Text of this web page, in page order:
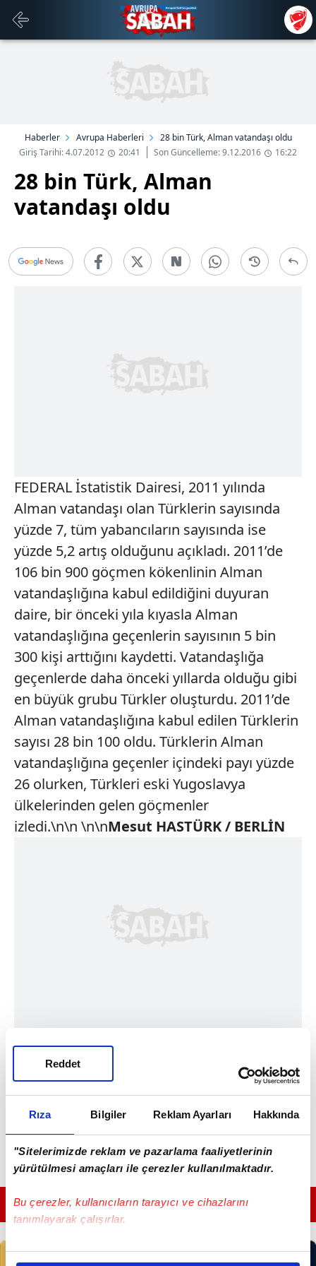
Rıza Bilgiler Reklam Ayarları Hakkında
"Sitelerimizde reklam ve pazarlama faaliyetlerinin
yürütülmesi amaçları ile çerezler kullanılmaktadır.
Bu çerezler, kullanıcıların tarayıcı ve cihazlarını
tanımlayarak çalışırlar.
Bu çerezlere izin vermeniz halinde sizlere özel
Reddet
Haberler Avrupa Haberleri
28 bin Türk, Alman vatandaşı oldu
Giriş Tarihi: 4.07.2012
20:41 Son Güncelleme: 9.12.2016 16:22
28 bin Türk, Alman
vatandaşı oldu
FEDERAL İstatistik Dairesi, 2011 yılında
Alman vatandaşı olan Türklerin sayısında
yüzde 7, tüm yabancıların sayısında ise
yüzde 5,2 artış olduğunu açıkladı. 2011’de
106 bin 900 göçmen kökenlinin Alman
vatandaşlığına kabul edildiğini duyuran
daire, bir önceki yıla kıyasla Alman
vatandaşlığına geçenlerin sayısının 5 bin
300 kişi arttığını kaydetti. Vatandaşlığa
geçenlerde daha önceki yıllarda olduğu gibi
en büyük grubu Türkler oluşturdu. 2011’de
Alman vatandaşlığına kabul edilen Türklerin
sayısı 28 bin 100 oldu. Türklerin Alman
vatandaşlığına geçenler içindeki payı yüzde
26 olurken, Türkleri eski Yugoslavya
ülkelerinden gelen göçmenler
izledi.\n\n \n\nMesut HASTÜRK / BERLİN
GÜNÜN EN ÖNEMLİ MANŞETLERİ İÇİN TIKLAYIN